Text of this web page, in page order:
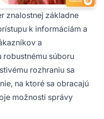
znalostnej základne
k informáciám a
a
robustnému súboru
rozhraniu sa
na ktoré sa obracajú
možnosti správy